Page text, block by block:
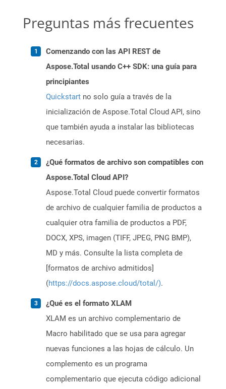
Preguntas más frecuentes
Comenzando con las API REST de
Aspose.Total usando C++ SDK: una guía para
principiantes
Quickstart no solo guía a través de la
inicialización de Aspose.Total Cloud API, sino
que también ayuda a instalar las bibliotecas
necesarias.
¿Qué formatos de archivo son compatibles con
Aspose.Total Cloud API?
Aspose.Total Cloud puede convertir formatos
de archivo de cualquier familia de productos a
cualquier otra familia de productos a PDF,
DOCX, XPS, imagen (TIFF, JPEG, PNG BMP),
MD y más. Consulte la lista completa de
[formatos de archivo admitidos]
(https://docs.aspose.cloud/total/).
¿Qué es el formato XLAM
XLAM es un archivo complementario de
Macro habilitado que se usa para agregar
nuevas funciones a las hojas de cálculo. Un
complemento es un programa
complementario que ejecuta código adicional